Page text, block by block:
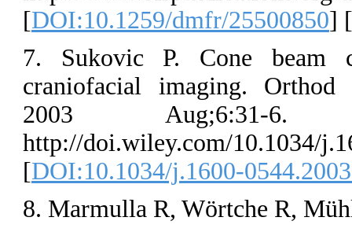
[DOI:10.1259/
7. Sukovic
craniofacial
2003
http://
[DOI:10.1034/
8. Marmulla R,